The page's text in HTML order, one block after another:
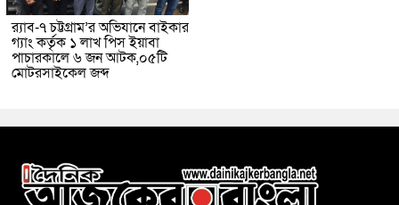
র‌্যাব-৭ চট্টগ্রাম’র অভিযানে বাইকার
গ্যাং কর্তৃক ১ লাখ পিস ইয়াবা
পাচারকালে ৬ জন আটক,০৫টি
মোটরসাইকেল জব্দ